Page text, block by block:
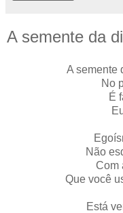
A semente da
A semente
No
É
Não
Com
Que você
Está